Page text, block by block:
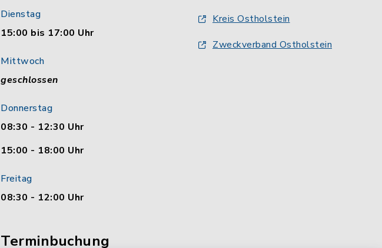
Dienstag
15:00 bis 17:00 Uhr
Mittwoch
geschlossen
Donnerstag
08:30 - 12:30 Uhr
15:00 - 18:00 Uhr
Freitag
08:30 - 12:00 Uhr
Terminbuchung
Kreis Ostholstein
Zweckverband Ostholstein